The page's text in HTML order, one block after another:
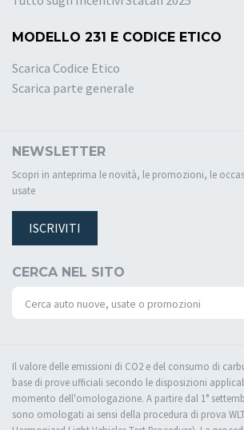
MODELLO 231 E CODICE ETICO
Scarica Codice Etico
Scarica parte generale
NEWSLETTER
Scopri in anteprima le novità, le promozioni, le
usate
ISCRIVITI
CERCA NEL SITO
Il valore delle emissioni di CO2 e del consumo di
base di prove ufficiali secondo le disposizioni
momento dell'omologazione. A partire dal 1°
sono omologati ai sensi della procedura di prova